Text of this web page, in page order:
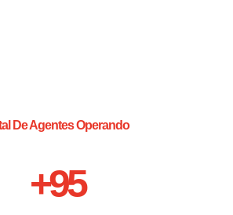
De Agentes Operando
+95